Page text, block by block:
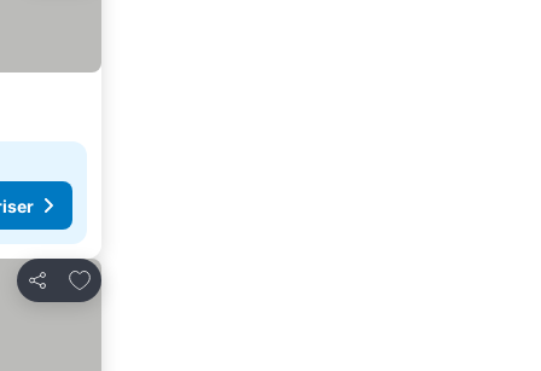
Del
Legg til i favoritter